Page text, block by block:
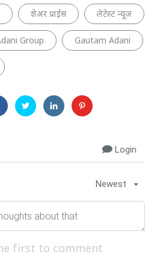
शेअर प्राईस लेटेस्ट न्यूज
Group Gautam Adani
Login
Newest
first to comment